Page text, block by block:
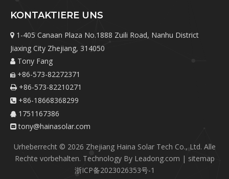
KONTAKTIERE UNS
 1-405 Canaan Plaza No.1888 Zuili Road, Nanhu District
Jiaxing City Zhejiang, 314050
 Tony Fang
 +86-573-82272371
 +86-573-82210271
 +86-18668368299
 1751167386
 tony@hainasolar.com
Urheberrecht © 2026 Zhejiang Haina Solar Tech Co., Ltd. Alle
Rechte vorbehalten. Technology By Leadong.com | sitemap
浙ICP备2023026353号-1